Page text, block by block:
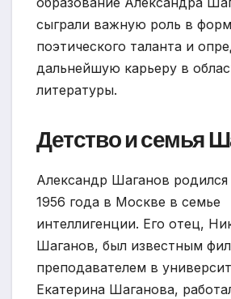
сыграли важную роль в
поэтического таланта и
дальнейшую карьеру в
литературы.
Детство и семья
Александр Шаганов родился
1956 года в Москве в семье
интеллигенции. Его отец,
Шаганов, был известным
преподавателем в
Екатерина Шаганова,